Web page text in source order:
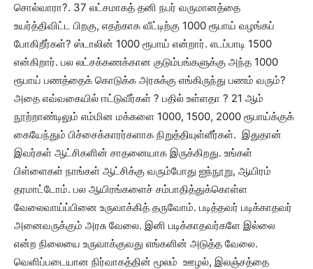
சொல்வாரா?. 37 லட்சமாகத் தனி நபர் வருமானத்தை
உயர்த்திவிட்ட பிறகு, எதற்காக வீட்டிற்கு 1000 ரூபாய் வழங்கப்
போகிறீர்கள்? ஸ்டாலின் 1000 ரூபாய் என்றார். எடப்பாடி 1500
என்கிறார். பல லட்சக்கணக்கான குடும்பங்களுக்கு அந்த 1000
ரூபாய் பணத்தைக் கொடுக்க அரசுக்கு எங்கிருந்து பணம் வரும்?
அதை எவ்வகையில் ஈட்டுவீர்கள் ? பதில் உள்ளதா ? 21 ஆம்
நூற்றாண்டிலும் எம்மின மக்களை 1000, 1500, 2000 ரூபாய்க்குக்
கையேந்தும் பிச்சைக்காரர்களாக நிறுத்தியுள்ளீர்கள். இதுதான்
இவர்கள் ஆட்சிகளின் சாதனையாக இருக்கிறது. உங்கள்
பிள்ளைகள் நாங்கள் ஆட்சிக்கு வரும்போது ஐந்நூறு, ஆயிரம்
தரமாட்டோம். பல ஆயிரங்களைச் சம்பாதித்துக்கொள்ள
வேலைவாய்ப்பினை உருவாக்கித் தருவோம். படித்தவர் படிக்காதவர்
அனைவருக்கும் அரசு வேலை. இனி படிக்காதவர்களே இல்லை
என்ற நிலையை உருவாக்குவது எங்களின் அடுத்த வேலை.
வெளிப்படையான நிர்வாகத்தின் மூலம் ஊழல், இலஞ்சத்தை